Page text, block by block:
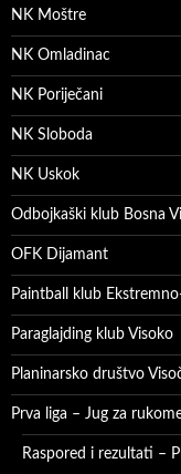
NK Moštre
NK Omladinac
NK Poriječani
NK Sloboda
NK Uskok
Odbojkaški klub Bosna
OFK Dijamant
Paintball klub
Paraglajding klub Visoko
Planinarsko društvo
Prva liga – Jug za
Raspored i rezultati –